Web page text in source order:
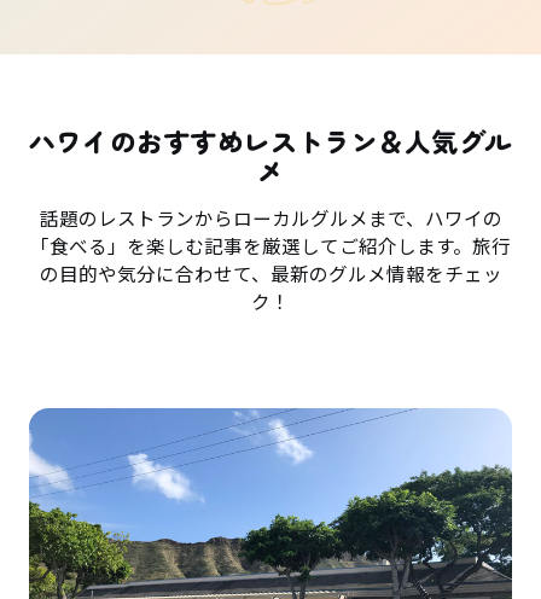
ハワイのおすすめレストラン＆人気グル
メ
話題のレストランからローカルグルメまで、ハワイの
「食べる」を楽しむ記事を厳選してご紹介します。旅行
の目的や気分に合わせて、最新のグルメ情報をチェッ
ク！